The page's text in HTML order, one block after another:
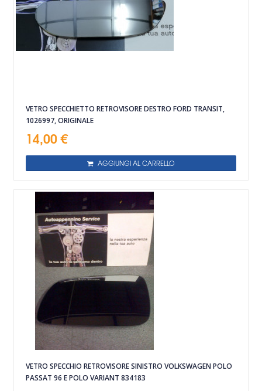
VETRO SPECCHIETTO RETROVISORE DESTRO FORD TRANSIT,
1026997, ORIGINALE
14,00 €
AGGIUNGI AL CARRELLO
VETRO SPECCHIO RETROVISORE SINISTRO VOLKSWAGEN POLO
PASSAT 96 E POLO VARIANT 834183